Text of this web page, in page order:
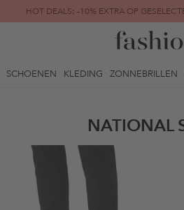
HOT DEALS: -10% EXTRA OP
FINAL SALE | TOT -
SCHOENEN KLEDING ZONNEBRILLEN
NATIONAL